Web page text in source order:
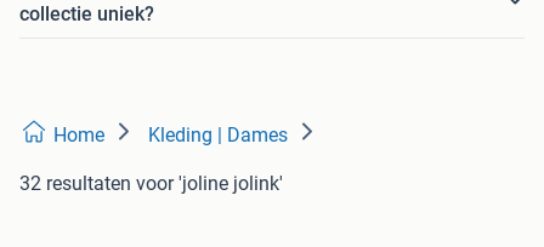
collectie uniek?
Home Kleding | Dames
32 resultaten voor 'joline jolink'